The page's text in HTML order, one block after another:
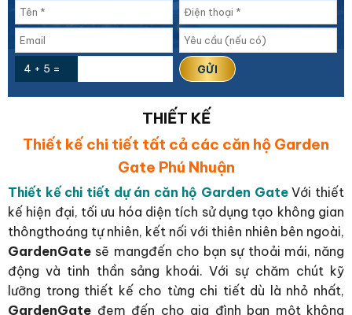
4 + 5 =
THIẾT KẾ
Thiết kế chi tiết tất cả các căn hộ Garden
Gate Phú Nhuận
Thiết kế chi tiết dự án căn hộ Garden GateVới thiết
kế hiện đại, tối ưu hóa diện tích sử dụng tạo không gian
thôngthoáng tự nhiên, kết nối với thiên nhiên bên ngoài,
GardenGate sẽ mangđến cho bạn sự thoải mái, năng
động và tinh thần sảng khoái. Với sự chăm chút kỹ
lưỡng trong thiết kế cho từng chi tiết dù là nhỏ nhất,
GardenGate đem đến cho gia đình bạn một không